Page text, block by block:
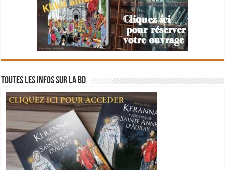
Toutes les infos sur la BD